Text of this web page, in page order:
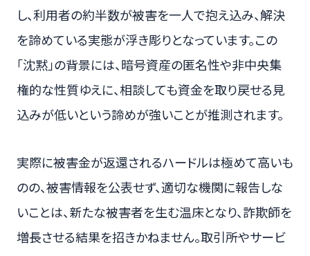
し、利用者の約半数が被害を一人で抱え込み、解決
を諦めている実態が浮き彫りとなっています。この
「沈黙」の背景には、暗号資産の匿名性や非中央集
権的な性質ゆえに、相談しても資金を取り戻せる見
込みが低いという諦めが強いことが推測されます。
実際に被害金が返還されるハードルは極めて高いも
のの、被害情報を公表せず、適切な機関に報告しな
いことは、新たな被害者を生む温床となり、詐欺師を
増長させる結果を招きかねません。取引所やサービ